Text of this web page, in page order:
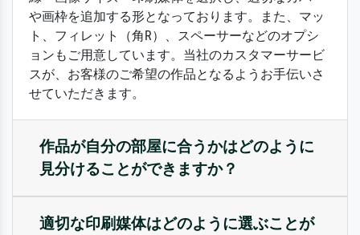
や画枠を追加する形となっております。また、マッ
ト、フィレット（角R）、スペーサーなどのオプシ
ョンもご用意しています。当社のカスタマーサービ
スが、お客様のご希望の作品となるようお手伝いさ
せていただきます。
作品が自分の部屋に合うかはどのように
見分けることができますか？
適切な印刷媒体はどのように選ぶことが